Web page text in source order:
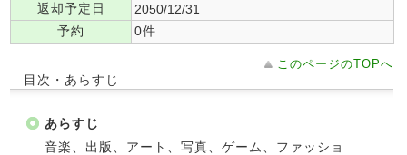
返却予定日
2050/12/31
予約
0件
このページのTOPへ
目次・あらすじ
あらすじ
音楽、出版、アート、写真、ゲーム、ファッショ